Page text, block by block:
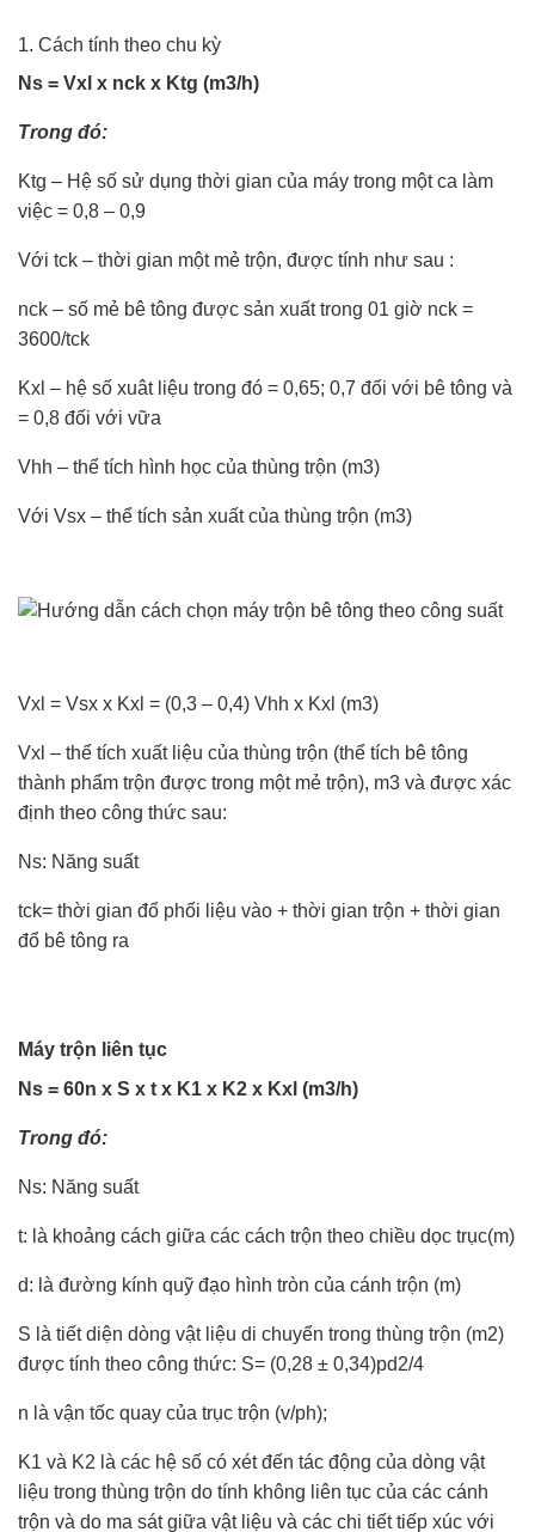
1. Cách tính theo chu kỳ
Ns = Vxl x nck x Ktg (m3/h)
Trong đó:
Ktg – Hệ số sử dụng thời gian của máy trong một ca làm
việc = 0,8 – 0,9
Với tck – thời gian một mẻ trộn, được tính như sau :
nck – số mẻ bê tông được sản xuất trong 01 giờ nck =
3600/tck
Kxl – hệ số xuât liệu trong đó = 0,65; 0,7 đối với bê tông và
= 0,8 đối với vữa
Vhh – thể tích hình học của thùng trộn (m3)
Với Vsx – thể tích sản xuất của thùng trộn (m3)
Vxl = Vsx x Kxl = (0,3 – 0,4) Vhh x Kxl (m3)
Vxl – thể tích xuất liệu của thùng trộn (thể tích bê tông
thành phẩm trộn được trong một mẻ trộn), m3 và được xác
định theo công thức sau:
Ns: Năng suất
tck= thời gian đổ phối liệu vào + thời gian trộn + thời gian
đổ bê tông ra
Máy trộn liên tục
Ns = 60n x S x t x K1 x K2 x Kxl (m3/h)
Trong đó:
Ns: Năng suất
t: là khoảng cách giữa các cách trộn theo chiều dọc trục(m)
d: là đường kính quỹ đạo hình tròn của cánh trộn (m)
S là tiết diện dòng vật liệu di chuyển trong thùng trộn (m2)
được tính theo công thức: S= (0,28 ± 0,34)pd2/4
n là vận tốc quay của trục trộn (v/ph);
K1 và K2 là các hệ số có xét đến tác động của dòng vật
liệu trong thùng trộn do tính không liên tục của các cánh
trộn và do ma sát giữa vật liệu và các chi tiết tiếp xúc với